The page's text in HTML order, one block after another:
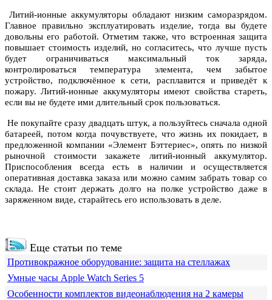
Литий-ионные аккумуляторы обладают низким саморазрядом.
Главное правильно эксплуатировать изделие, тогда вы будете
довольны его работой. Отметим также, что встроенная защита
повышает стоимость изделий, но согласитесь, что лучше пусть
будет ограничиваться максимальный ток заряда,
контролироваться температура элемента, чем забытое
устройство, подключённое к сети, расплавится и приведёт к
пожару. Литий-ионные аккумуляторы имеют свойства стареть,
если вы не будете ими длительный срок пользоваться.
Не покупайте сразу двадцать штук, а пользуйтесь сначала одной
батареей, потом когда почувствуете, что жизнь их покидает, в
предложенной компании «Элемент Бэттериес», опять по низкой
рыночной стоимости закажете литий-ионный аккумулятор.
Приспособления всегда есть в наличии и осуществляется
оперативная доставка заказа или можно самим забрать товар со
склада. Не стоит держать долго на полке устройство даже в
заряженном виде, старайтесь его использовать в деле.
Еще статьи по теме
Противокражное оборудование: защита на стеллажах
Умные часы Apple Watch Series 5
Особенности комплектов видеонаблюдения на 2 камеры